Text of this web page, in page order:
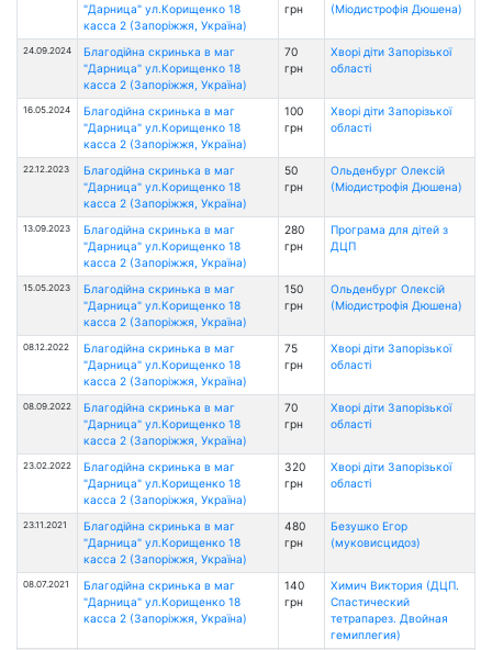
"Дарница" ул.Корищенко 18
касса 2 (Запоріжжя, Україна)
грн
(Міодистрофія Дюшена)
24.09.2024
Благодійна скринька в маг
"Дарница" ул.Корищенко 18
касса 2 (Запоріжжя, Україна)
70
грн
Хворі діти Запорізької
області
16.05.2024
Благодійна скринька в маг
"Дарница" ул.Корищенко 18
касса 2 (Запоріжжя, Україна)
100
грн
Хворі діти Запорізької
області
22.12.2023
Благодійна скринька в маг
"Дарница" ул.Корищенко 18
касса 2 (Запоріжжя, Україна)
50
грн
Ольденбург Олексій
(Міодистрофія Дюшена)
13.09.2023
Благодійна скринька в маг
"Дарница" ул.Корищенко 18
касса 2 (Запоріжжя, Україна)
280
грн
Програма для дітей з
ДЦП
15.05.2023
Благодійна скринька в маг
"Дарница" ул.Корищенко 18
касса 2 (Запоріжжя, Україна)
150
грн
Ольденбург Олексій
(Міодистрофія Дюшена)
08.12.2022
Благодійна скринька в маг
"Дарница" ул.Корищенко 18
касса 2 (Запоріжжя, Україна)
75
грн
Хворі діти Запорізької
області
08.09.2022
Благодійна скринька в маг
"Дарница" ул.Корищенко 18
касса 2 (Запоріжжя, Україна)
70
грн
Хворі діти Запорізької
області
23.02.2022
Благодійна скринька в маг
"Дарница" ул.Корищенко 18
касса 2 (Запоріжжя, Україна)
320
грн
Хворі діти Запорізької
області
23.11.2021
Благодійна скринька в маг
"Дарница" ул.Корищенко 18
касса 2 (Запоріжжя, Україна)
480
грн
Безушко Егор
(муковисцидоз)
08.07.2021
Благодійна скринька в маг
"Дарница" ул.Корищенко 18
касса 2 (Запоріжжя, Україна)
140
грн
Химич Виктория (ДЦП.
Спастический
тетрапарез. Двойная
гемиплегия)